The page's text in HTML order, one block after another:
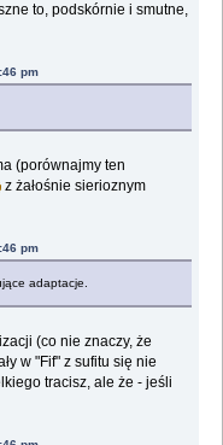
to, podskórnie i smutne,
pm
(porównajmy ten
z żałośnie sierioznym
pm
adaptacje.
(co nie znaczy, że
w "Fif" z sufitu się nie
tracisz, ale że - jeśli